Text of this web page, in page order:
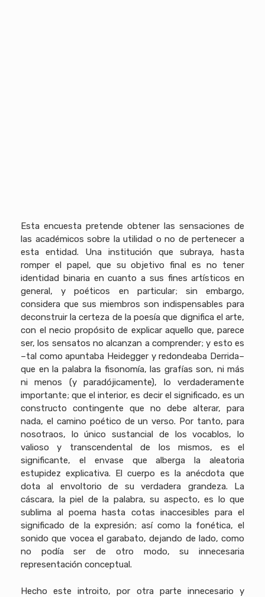
Esta encuesta pretende obtener las sensaciones de
las académicos sobre la utilidad o no de pertenecer a
esta entidad. Una institución que subraya, hasta
romper el papel, que su objetivo final es no tener
identidad binaria en cuanto a sus fines artísticos en
general, y poéticos en particular; sin embargo,
considera que sus miembros son indispensables para
deconstruir la certeza de la poesía que dignifica el arte,
con el necio propósito de explicar aquello que, parece
ser, los sensatos no alcanzan a comprender; y esto es
–tal como apuntaba Heidegger y redondeaba Derrida–
que en la palabra la fisonomía, las grafías son, ni más
ni menos (y paradójicamente), lo verdaderamente
importante; que el interior, es decir el significado, es un
constructo contingente que no debe alterar, para
nada, el camino poético de un verso. Por tanto, para
nosotraos, lo único sustancial de los vocablos, lo
valioso y transcendental de los mismos, es el
significante, el envase que alberga la aleatoria
estupidez explicativa. El cuerpo es la anécdota que
dota al envoltorio de su verdadera grandeza. La
cáscara, la piel de la palabra, su aspecto, es lo que
sublima al poema hasta cotas inaccesibles para el
significado de la expresión; así como la fonética, el
sonido que vocea el garabato, dejando de lado, como
no podía ser de otro modo, su innecesaria
representación conceptual.
Hecho este introito, por otra parte innecesario y